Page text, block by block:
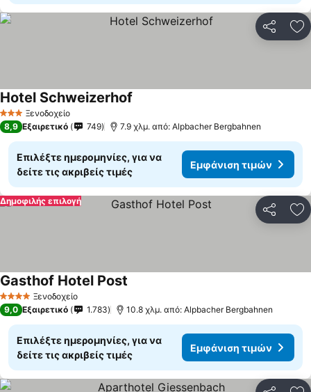
3 ΑστέριαΞενοδοχείο
Hotel Schweizerhof
8,9 Εξαιρετικό 749 7.9 χλμ. από: Alpbacher Bergbahnen
Επιλέξτε ημερομηνίες, για να
δείτε τις ακριβείς τιμές
Εμφάνιση τιμών
Δημοφιλής επιλογή
4 ΑστέριαΞενοδοχείο
Gasthof Hotel Post
9,0 Εξαιρετικό 1.783 10.8 χλμ. από: Alpbacher Bergbahnen
Επιλέξτε ημερομηνίες, για να
δείτε τις ακριβείς τιμές
Εμφάνιση τιμών